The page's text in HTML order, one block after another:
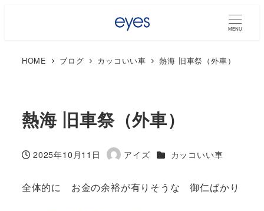
MENU
HOME ブログ カッコいい車 熱海 旧車祭（外車）
熱海 旧車祭（外車）
投稿日
2025年10月11日
著
アイズ カテゴリー
カッコいい車
全体的に お金の余裕が有りそうな 御仁ばかり